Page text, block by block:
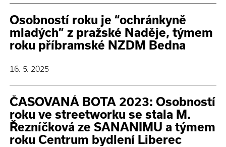
Osobností roku je “ochránkyně
mladých” z pražské Naděje, týmem
roku příbramské NZDM Bedna
16. 5. 2025
ČASOVANÁ BOTA 2023: Osobností
roku ve streetworku se stala M.
Řezníčková ze SANANIMU a týmem
roku Centrum bydlení Liberec